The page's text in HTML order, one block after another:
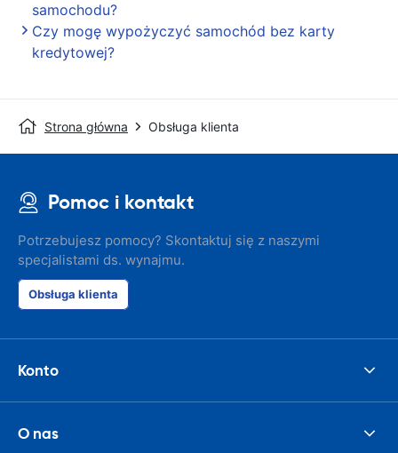
samochodu?
Czy mogę wypożyczyć samochód bez karty
kredytowej?
Strona główna Obsługa klienta
Pomoc i kontakt
Potrzebujesz pomocy? Skontaktuj się z naszymi
specjalistami ds. wynajmu.
Obsługa klienta
Konto
O nas